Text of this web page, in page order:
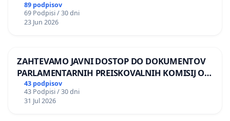
89 podpisov
69 Podpisi / 30 dni
23 Jun 2026
ZAHTEVAMO JAVNI DOSTOP DO DOKUMENTOV
PARLAMENTARNIH PREISKOVALNIH KOMISIJ O
ILEGALNI TRGOVINI Z OROŽJEM
43 podpisov
43 Podpisi / 30 dni
31 Jul 2026